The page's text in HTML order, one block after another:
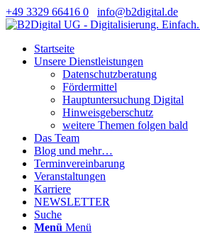
+49 3329 66416 0 info@b2digital.de
Startseite
Unsere Dienstleistungen
Datenschutzberatung
Fördermittel
Hauptuntersuchung Digital
Hinweisgeberschutz
weitere Themen folgen bald
Das Team
Blog und mehr…
Terminvereinbarung
Veranstaltungen
Karriere
NEWSLETTER
Suche
Menü Menü